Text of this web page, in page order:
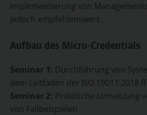
Implementierung von
jedoch empfehlenswert.
Aufbau des Micro-Credentials
Seminar 1: Durchführung von
dem Leitfaden der ISO 19011:2018 ff
Seminar 2: Praktische Umsetzung
von Fallbeispielen